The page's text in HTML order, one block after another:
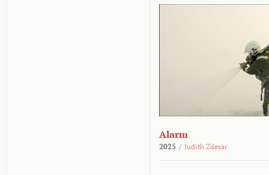
Alarm
2025 / Judith Zdesar